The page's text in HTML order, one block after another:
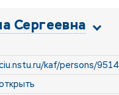
Сергеевна
kaf/persons/